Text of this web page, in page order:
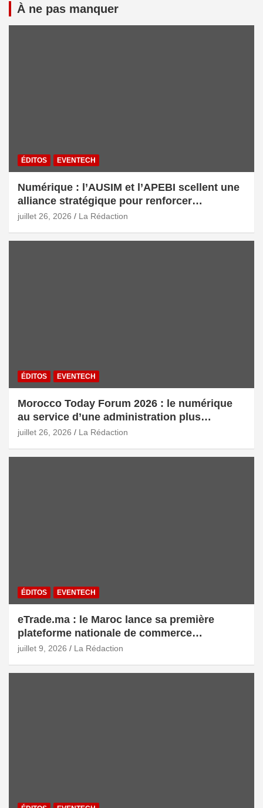
À ne pas manquer
ÉDITOS EVENTECH
Numérique : l’AUSIM et l’APEBI scellent une
alliance stratégique pour renforcer
l’écosystème digital marocain
juillet 26, 2026 La Rédaction
ÉDITOS EVENTECH
Morocco Today Forum 2026 : le numérique
au service d’une administration plus
intelligente
juillet 26, 2026 La Rédaction
ÉDITOS EVENTECH
eTrade.ma : le Maroc lance sa première
plateforme nationale de commerce
électronique B2B pour accélérer les
juillet 9, 2026 La Rédaction